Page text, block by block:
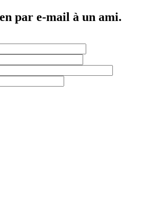
par e-mail à un ami.